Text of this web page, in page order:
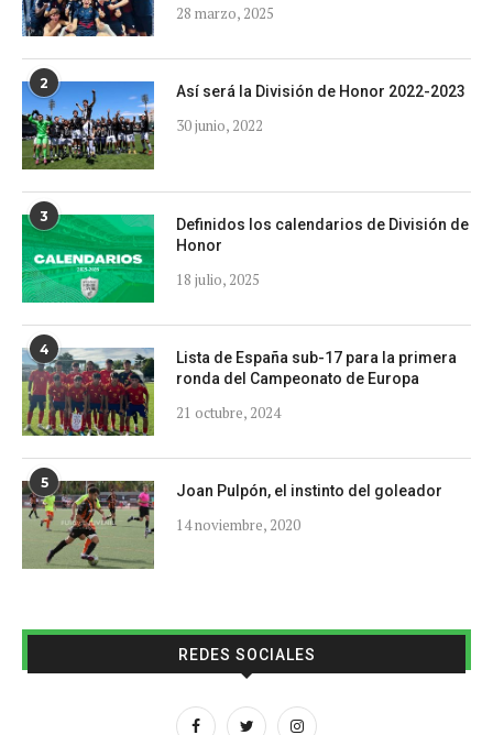
28 marzo, 2025
2 Así será la División de Honor 2022-2023
30 junio, 2022
3
Definidos los calendarios de División de
Honor
18 julio, 2025
4
Lista de España sub-17 para la primera
ronda del Campeonato de Europa
21 octubre, 2024
5 Joan Pulpón, el instinto del goleador
14 noviembre, 2020
REDES SOCIALES